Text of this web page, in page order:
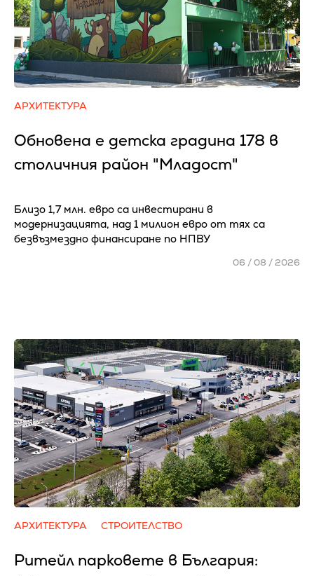
АРХИТЕКТУРА
Обновена е детска градина 178 в
столичния район "Младост"
Близо 1,7 млн. евро са инвестирани в
модернизацията, над 1 милион евро от тях са
безвъзмездно финансиране по НПВУ
06 / 08 / 2026
АРХИТЕКТУРА СТРОИТЕЛСТВО
Ритейл парковете в България: